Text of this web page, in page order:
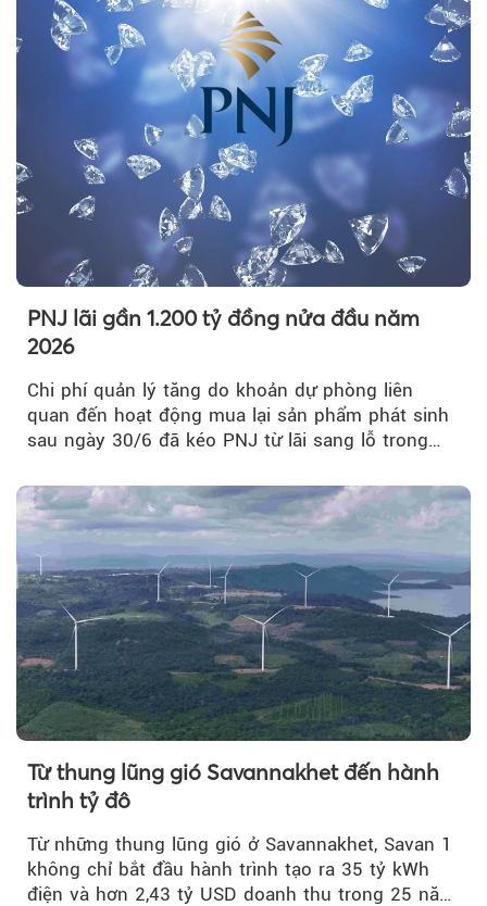
PNJ lãi gần 1.200 tỷ đồng nửa đầu năm
2026
Chi phí quản lý tăng do khoản dự phòng liên
quan đến hoạt động mua lại sản phẩm phát sinh
sau ngày 30/6 đã kéo PNJ từ lãi sang lỗ trong
Từ thung lũng gió Savannakhet đến hành
trình tỷ đô
Từ những thung lũng gió ở Savannakhet, Savan 1
không chỉ bắt đầu hành trình tạo ra 35 tỷ kWh
điện và hơn 2,43 tỷ USD doanh thu trong 25 năm